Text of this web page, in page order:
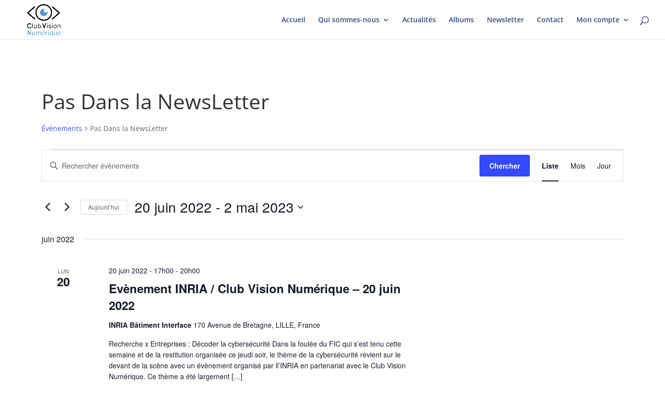
Accueil Qui sommes-nous Actualités Albums Newsletter Contact Mon compte
Pas Dans la NewsLetter
Évènements Pas Dans la NewsLetter
Évènements
Recherche
et
navigation
vues
Évènements
Saisir
clé.
Évènements
clé.
Chercher
Navigation
de
vues
Liste Mois Jour
Aujourd’hui 20 juin 2022 - 2 mai 2023
juin 2022
LUN
20
Evènement INRIA / Club Vision Numérique – 20 juin
2022
20 juin 2022 - 17h00 - 20h00
INRIA Bâtiment Interface 170 Avenue de Bretagne, LILLE, France
Recherche x Entreprises : Décoder la cybersécurité Dans la foulée du FIC qui s’est tenu cette
semaine et de la restitution organisée ce jeudi soir, le thème de la cybersécurité revient sur le
devant de la scène avec un évènement organisé par ll’INRIA en partenariat avec le Club Vision
Numérique. Ce thème a été largement […]